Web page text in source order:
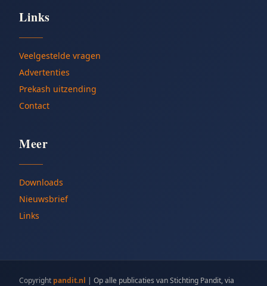
Links
Veelgestelde vragen
Advertenties
Prekash uitzending
Contact
Meer
Downloads
Nieuwsbrief
Links
Copyright pandit.nl | Op alle publicaties van Stichting Pandit, via